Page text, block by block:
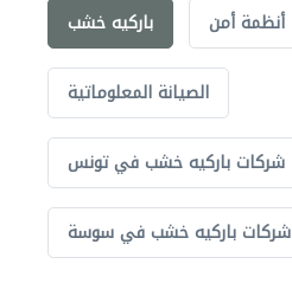
باركيه خشب أنظمة أمن
الصيانة المعلوماتية
شركات باركيه خشب في تونس
شركات باركيه خشب في سوسة